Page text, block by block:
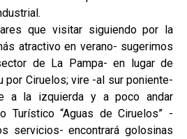
que visitar siguiendo por la
atractivo en verano- sugerimos
de La Pampa- en lugar de
por Ciruelos; vire -al sur poniente-
a la izquierda y a poco andar
Turístico “Aguas de Ciruelos” -
servicios- encontrará golosinas